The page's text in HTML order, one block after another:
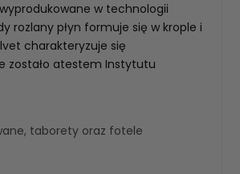
w technologii
rozlany płyn formuje się w krople i
charakteryzuje się
zostało atestem Instytutu
, taborety oraz fotele